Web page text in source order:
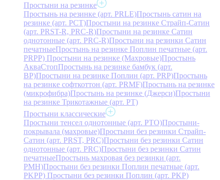
Простыни на резинке
Простынь на резинке (арт. PRLE)Простынь сатин на
резинке (арт. PCT)Простыни на резинке Страйп-Сатин
(арт. PRST-R, PRC-R)Простыни на резинке Сатин
однотонные (арт. PRC-R)Простыни на резинки Сатин
печатныеПростынь на резинке Поплин печатные (арт.
PRPP) Простыни на резинке (Махровые)Простынь
АкваСтопПростынь на резинке бамбук (арт.
BP)Простыни на резинке Поплин (арт. PRP)Простынь
на резинке софткоттон (арт. PRMF)Простынь на резинке
(микрофибра)Простынь на резинке (Джерси)Простыни
на резинке Трикотажные (арт. РТ)
Простыни классические
Простыни тенсел однотонные (арт. PTO)Простыни-
покрывала (махровые)Простыни без резинки Страйп-
Сатин (арт. PRST, PRC)Простыни без резинки Сатин
однотонные (арт. PRC)Простыни без резинки Сатин
печатныеПростынь махровая без резинки (арт.
PMH)Простыни без резинки Поплин печатные (арт.
PKPP) Простыни без резинки Поплин (арт. PKP)